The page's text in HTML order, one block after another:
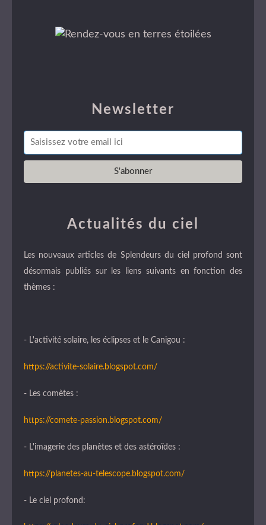
Newsletter
Actualités du ciel
Les nouveaux articles de Splendeurs du ciel profond sont
désormais publiés sur les liens suivants en fonction des
thèmes :
- L'activité solaire, les éclipses et le Canigou :
https://activite-solaire.blogspot.com/
- Les comètes :
https://comete-passion.blogspot.com/
- L'imagerie des planètes et des astéroïdes :
https://planetes-au-telescope.blogspot.com/
- Le ciel profond: